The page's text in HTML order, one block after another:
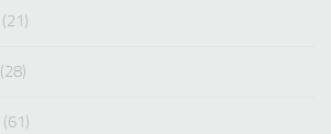
(21)
(28)
(61)